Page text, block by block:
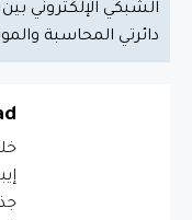
الشبكي الإلكتروني بين
دائرتي المحاسبة